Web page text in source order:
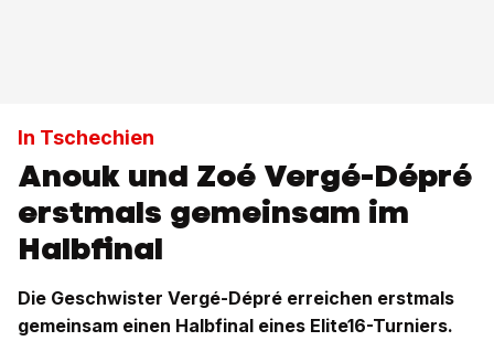
In Tschechien
Anouk und Zoé Vergé-Dépré
erstmals gemeinsam im
Halbfinal
Die Geschwister Vergé-Dépré erreichen erstmals
gemeinsam einen Halbfinal eines Elite16-Turniers.